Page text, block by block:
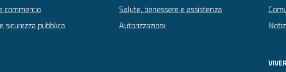
commercio
sicurezza pubblica
Salute, benessere e assistenza
Autorizzazioni